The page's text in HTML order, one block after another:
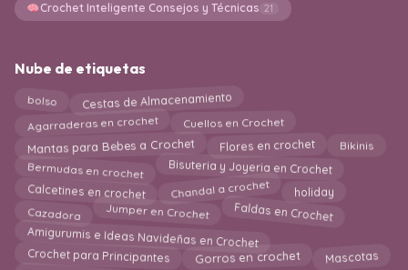
Crochet Inteligente Consejos y Técnicas 21
Nube de etiquetas
bolso Cestas de Almacenamiento
Agarraderas en crochet Cuellos en Crochet
Mantas para Bebes a Crochet Flores en crochet Bikinis
Bermudas en crochet Bisuteria y Joyeria en Crochet
Calcetines en crochet Chandal a crochet holiday
Cazadora Jumper en Crochet Faldas en Crochet
Amigurumis e Ideas Navideñas en Crochet
Crochet para Principantes Gorros en crochet Mascotas